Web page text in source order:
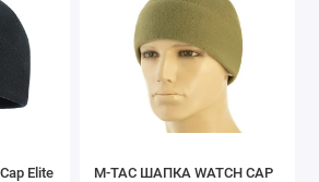
Elite
M-TAC ШАПКА WATCH CAP